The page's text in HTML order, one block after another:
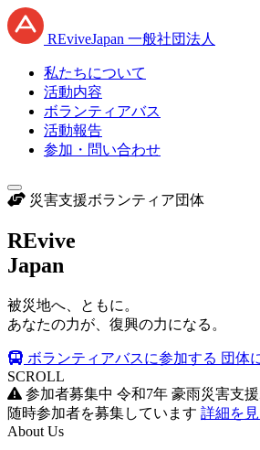
REviveJapan 一般社団法人
私たちについて
活動内容
ボランティアバス
活動報告
参加・問い合わせ
災害支援ボランティア団体
REvive
Japan
被災地へ、ともに。
あなたの力が、復興の力になる。
ボランティアバスに参加する 団体
SCROLL
参加者募集中 令和7年 豪雨災害支
随時参加者を募集しています 詳細を
About Us